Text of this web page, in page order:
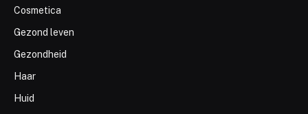
Cosmetica
Gezond leven
Gezondheid
Haar
Huid